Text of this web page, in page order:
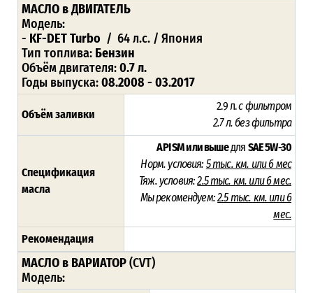
МАСЛО в ДВИГАТЕЛЬ
Модель:
- KF-DET Turbo / 64 л.с. / Япония
Тип топлива: Бензин
Объём двигателя:0.7 л.
Годы выпуска:08.2008 - 03.2017
Объём заливки
2.9 л.с фильтром
2.7 л. без фильтра
Спецификация
масла
API SM или вышедля SAE 5W-30
Норм. условия: 5тыс. км. или 6 мес
Тяж. условия:2.5тыс. км. или 6 мес.
Мы рекомендуем:2.5 тыс. км. или 6
мес.
Рекомендация
МАСЛО в ВАРИАТОР(CVT)
Модель: